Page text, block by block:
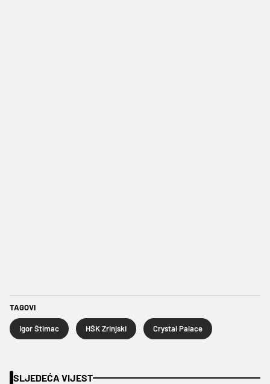
TAGOVI
Igor Štimac HŠK Zrinjski Crystal Palace
SLJEDEĆA VIJEST